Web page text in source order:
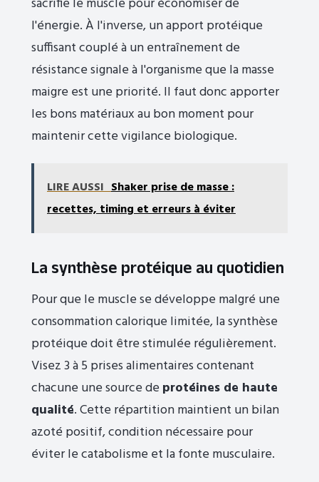
l'énergie. À l'inverse, un apport protéique
suffisant couplé à un entraînement de
résistance signale à l'organisme que la masse
maigre est une priorité. Il faut donc apporter
les bons matériaux au bon moment pour
maintenir cette vigilance biologique.
LIRE AUSSI Shaker prise de masse :
recettes, timing et erreurs à éviter
La synthèse protéique au quotidien
Pour que le muscle se développe malgré une
consommation calorique limitée, la synthèse
protéique doit être stimulée régulièrement.
Visez 3 à 5 prises alimentaires contenant
chacune une source de protéines de haute
qualité. Cette répartition maintient un bilan
azoté positif, condition nécessaire pour
éviter le catabolisme et la fonte musculaire.